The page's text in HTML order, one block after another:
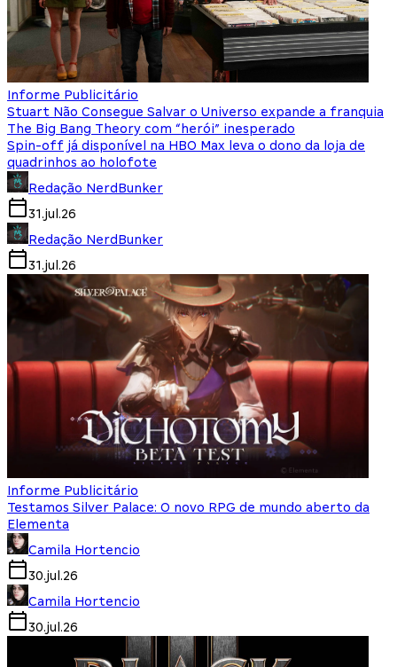
Informe Publicitário
Stuart Não Consegue Salvar o Universo expande a franquia
The Big Bang Theory com “herói” inesperado
Spin-off já disponível na HBO Max leva o dono da loja de
quadrinhos ao holofote
Redação NerdBunker
31.jul.26
Redação NerdBunker
31.jul.26
Informe Publicitário
Testamos Silver Palace: O novo RPG de mundo aberto da
Elementa
Camila Hortencio
30.jul.26
Camila Hortencio
30.jul.26